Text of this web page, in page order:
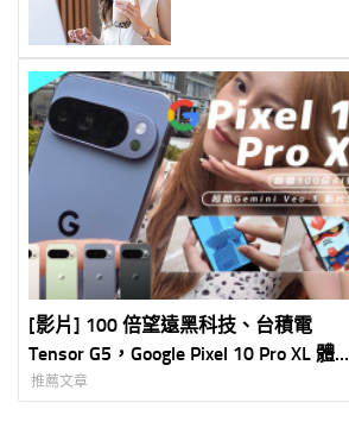
[影片] 100 倍望遠黑科技、台積電
Tensor G5，Google Pixel 10 Pro XL 體驗
有感升級！
推薦文章